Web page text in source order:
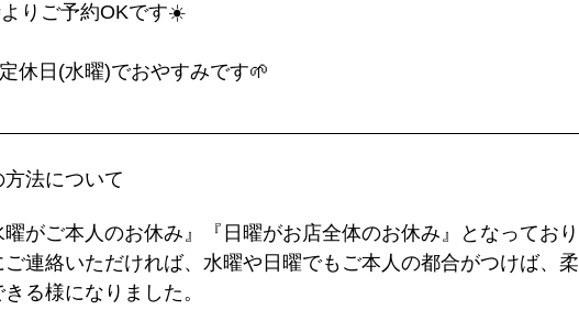
りご予約OKです☀️
休日(水曜)でおやすみです🌱
法について
がご本人のお休み』『日曜がお店全体のお休み』となっており
ご連絡いただければ、水曜や日曜でもご本人の都合がつけば、柔
る様になりました。